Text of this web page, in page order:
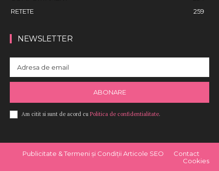
RETETE
259
NEWSLETTER
ABONARE
Am citit si sunt de acord cu Politica de confidentialitate.
Publicitate & Termeni și Condiții Articole SEO
Contact
Cookies